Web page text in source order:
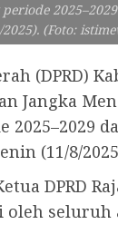
(Foto:
(DPRD)
Jangka
2025–2029
(11/8/
DPRD
seluruh